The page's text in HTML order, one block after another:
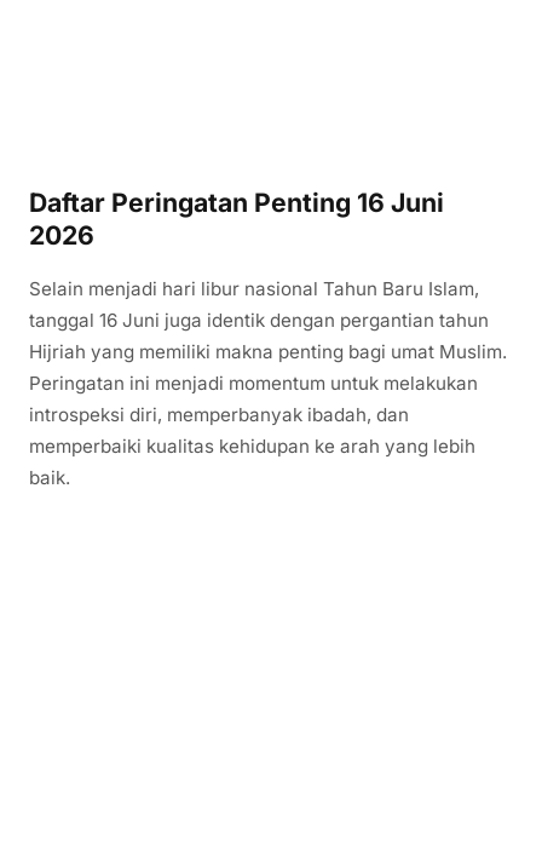
Daftar Peringatan Penting 16 Juni
2026
Selain menjadi hari libur nasional Tahun Baru Islam,
tanggal 16 Juni juga identik dengan pergantian tahun
Hijriah yang memiliki makna penting bagi umat Muslim.
Peringatan ini menjadi momentum untuk melakukan
introspeksi diri, memperbanyak ibadah, dan
memperbaiki kualitas kehidupan ke arah yang lebih
baik.